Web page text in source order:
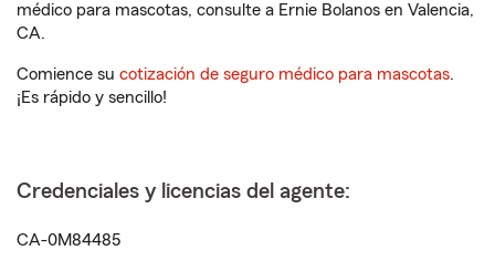
médico para mascotas, consulte a Ernie Bolanos en Valencia,
CA.
Comience su cotización de seguro médico para mascotas.
¡Es rápido y sencillo!
Credenciales y licencias del agente:
CA-0M84485